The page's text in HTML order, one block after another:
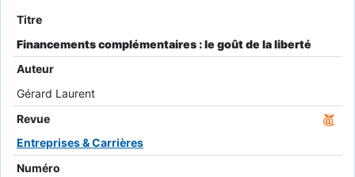
Titre
Financements complémentaires : le goût de la liberté
Auteur
Gérard Laurent
Revue
Entreprises & Carrières
Numéro